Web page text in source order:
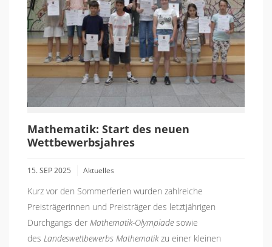
Mathematik: Start des neuen
Wettbewerbsjahres
15. SEP 2025 Aktuelles
Kurz vor den Sommerferien wurden zahlreiche
Preisträgerinnen und Preisträger des letztjährigen
Durchgangs der Mathematik-Olympiade sowie
des Landeswettbewerbs Mathematikzu einer kleinen